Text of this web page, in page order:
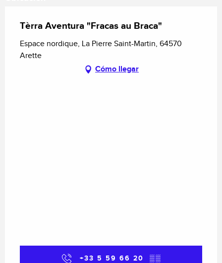
Tèrra Aventura "Fracas au Braca"
Espace nordique, La Pierre Saint-Martin, 64570
Arette
Cómo llegar
+33 5 59 66 20 ▒▒